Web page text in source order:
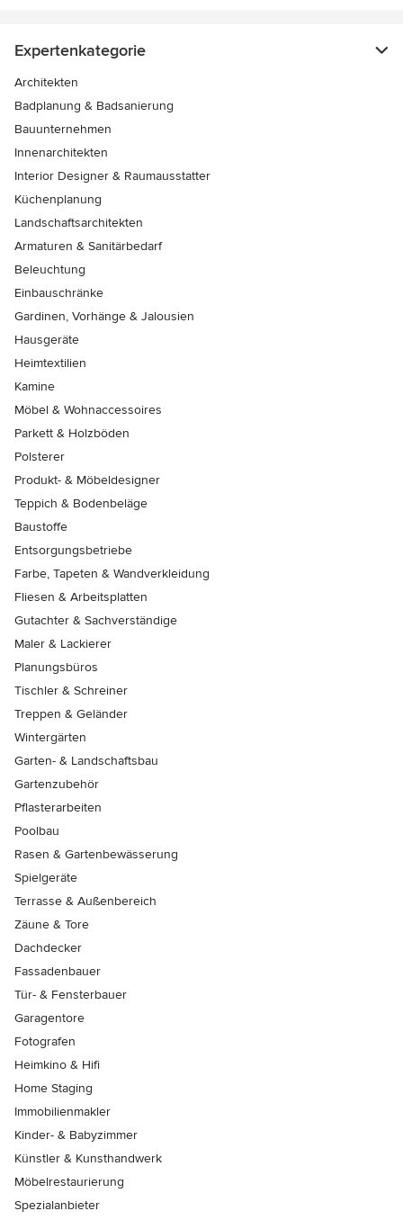
Expertenkategorie
Architekten
Badplanung & Badsanierung
Bauunternehmen
Innenarchitekten
Interior Designer & Raumausstatter
Küchenplanung
Landschaftsarchitekten
Armaturen & Sanitärbedarf
Beleuchtung
Einbauschränke
Gardinen, Vorhänge & Jalousien
Hausgeräte
Heimtextilien
Kamine
Möbel & Wohnaccessoires
Parkett & Holzböden
Polsterer
Produkt- & Möbeldesigner
Teppich & Bodenbeläge
Baustoffe
Entsorgungsbetriebe
Farbe, Tapeten & Wandverkleidung
Fliesen & Arbeitsplatten
Gutachter & Sachverständige
Maler & Lackierer
Planungsbüros
Tischler & Schreiner
Treppen & Geländer
Wintergärten
Garten- & Landschaftsbau
Gartenzubehör
Pflasterarbeiten
Poolbau
Rasen & Gartenbewässerung
Spielgeräte
Terrasse & Außenbereich
Zäune & Tore
Dachdecker
Fassadenbauer
Tür- & Fensterbauer
Garagentore
Fotografen
Heimkino & Hifi
Home Staging
Immobilienmakler
Kinder- & Babyzimmer
Künstler & Kunsthandwerk
Möbelrestaurierung
Spezialanbieter